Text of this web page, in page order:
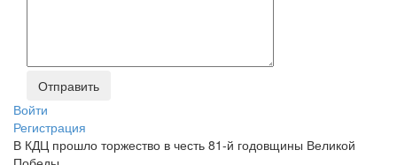
Войти
Регистрация
В КДЦ прошло торжество в честь 81-й годовщины Великой